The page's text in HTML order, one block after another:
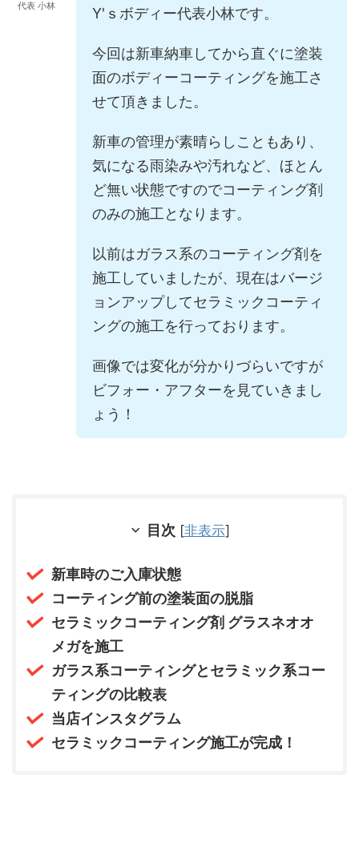
代表 小林
Y'ｓボディー代表小林です。
今回は新車納車してから直ぐに塗装
面のボディーコーティングを施工さ
せて頂きました。
新車の管理が素晴らしこともあり、
気になる雨染みや汚れなど、ほとん
ど無い状態ですのでコーティング剤
のみの施工となります。
以前はガラス系のコーティング剤を
施工していましたが、現在はバージ
ョンアップしてセラミックコーティ
ングの施工を行っております。
画像では変化が分かりづらいですが
ビフォー・アフターを見ていきまし
ょう！
目次 [非表示]
新車時のご入庫状態
コーティング前の塗装面の脱脂
セラミックコーティング剤 グラスネオオ
メガを施工
ガラス系コーティングとセラミック系コー
ティングの比較表
当店インスタグラム
セラミックコーティング施工が完成！